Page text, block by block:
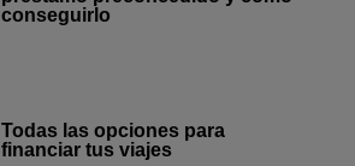
conseguirlo
Todas las opciones para
financiar tus viajes